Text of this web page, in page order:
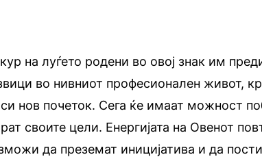
на луѓето родени во овој знак им
во нивниот професионален живот,
нов почеток. Сега ќе имаат можност
своите цели. Енергијата на Овенот
да преземат иницијатива и да